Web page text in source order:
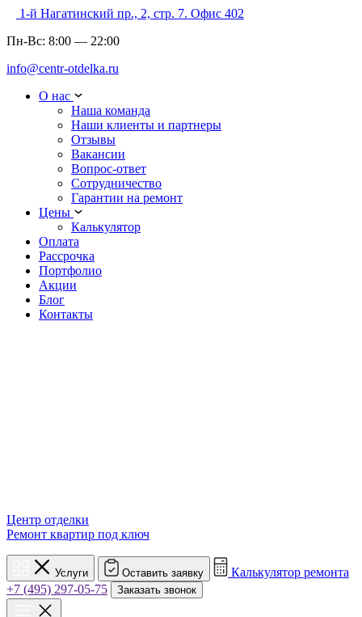
1-й Нагатинский пр., 2, стр. 7. Офис 402
Пн-Вс: 8:00 — 22:00
info@centr-otdelka.ru
О нас
Наша команда
Наши клиенты и партнеры
Отзывы
Вакансии
Вопрос-ответ
Сотрудничество
Гарантии на ремонт
Цены
Калькулятор
Оплата
Рассрочка
Портфолио
Акции
Блог
Контакты
Центр отделки
Ремонт квартир под ключ
Услуги Оставить заявку
Калькулятор ремонта
+7 (495) 297-05-75
Заказать звонок